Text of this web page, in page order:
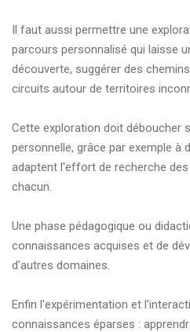
Il faut aussi permettre une
parcours personnalisé qui laisse
découverte, suggérer des
circuits autour de territoires
Cette exploration doit déboucher
personnelle, grâce par exemple à
adaptent l'effort de recherche
chacun.
Une phase pédagogique ou
connaissances acquises et de
d'autres domaines.
Enfin l'expérimentation et
connaissances éparses :